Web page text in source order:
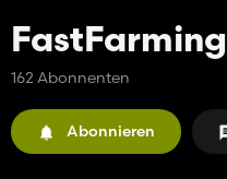
FastFarming
162 Abonnenten
Abonnieren